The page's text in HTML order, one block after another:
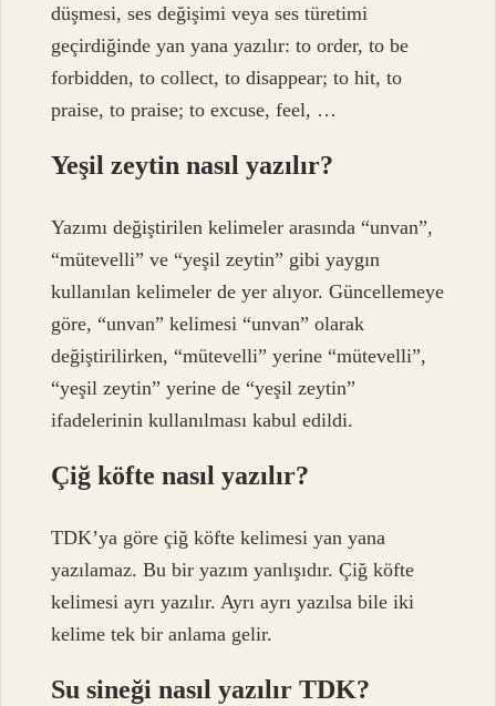
düşmesi, ses değişimi veya ses türetimi
geçirdiğinde yan yana yazılır: to order, to be
forbidden, to collect, to disappear; to hit, to
praise, to praise; to excuse, feel, …
Yeşil zeytin nasıl yazılır?
Yazımı değiştirilen kelimeler arasında “unvan”,
“mütevelli” ve “yeşil zeytin” gibi yaygın
kullanılan kelimeler de yer alıyor. Güncellemeye
göre, “unvan” kelimesi “unvan” olarak
değiştirilirken, “mütevelli” yerine “mütevelli”,
“yeşil zeytin” yerine de “yeşil zeytin”
ifadelerinin kullanılması kabul edildi.
Çiğ köfte nasıl yazılır?
TDK’ya göre çiğ köfte kelimesi yan yana
yazılamaz. Bu bir yazım yanlışıdır. Çiğ köfte
kelimesi ayrı yazılır. Ayrı ayrı yazılsa bile iki
kelime tek bir anlama gelir.
Su sineği nasıl yazılır TDK?